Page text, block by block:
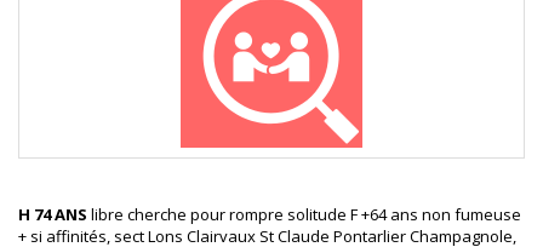
H 74 ANS libre cherche pour rompre solitude F +64 ans non fumeuse
+ si affinités, sect Lons Clairvaux St Claude Pontarlier Champagnole,